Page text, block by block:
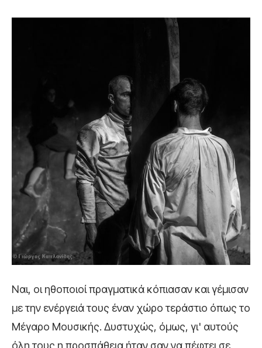
Ναι, οι ηθοποιοί πραγματικά κόπιασαν και γέμισαν
με την ενέργειά τους έναν χώρο τεράστιο όπως το
Μέγαρο Μουσικής. Δυστυχώς, όμως, γι' αυτούς
όλη τους η προσπάθεια ήταν σαν να πέφτει σε